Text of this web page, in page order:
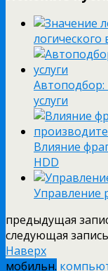
Автоподбор:
услуги
Влияние
HDD
Управление
предыдущая
следующая запись
Наверх
мобильн.